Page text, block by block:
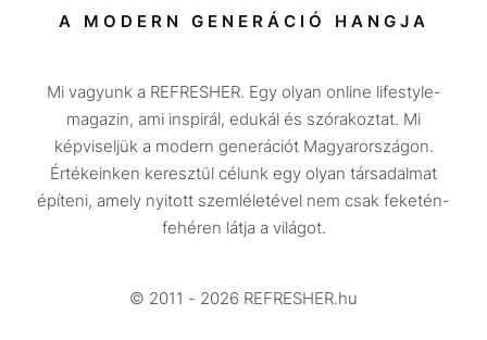
Társadalom
Utazás
Életmód
Design
Beszélgetések
Videó
A MODERN GENERÁCIÓ HANGJA
Mi vagyunk a REFRESHER. Egy olyan online lifestyle-
magazin, ami inspirál, edukál és szórakoztat. Mi
képviseljük a modern generációt Magyarországon.
Értékeinken keresztül célunk egy olyan társadalmat
építeni, amely nyitott szemléletével nem csak feketén-
fehéren látja a világot.
© 2011 - 2026 REFRESHER.hu